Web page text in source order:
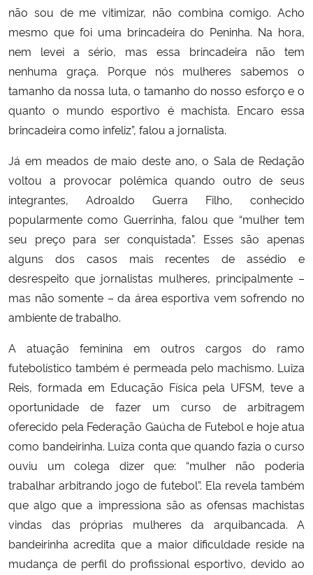
não sou de me vitimizar, não combina comigo. Acho
mesmo que foi uma brincadeira do Peninha. Na hora,
nem levei a sério, mas essa brincadeira não tem
nenhuma graça. Porque nós mulheres sabemos o
tamanho da nossa luta, o tamanho do nosso esforço e o
quanto o mundo esportivo é machista. Encaro essa
brincadeira como infeliz”, falou a jornalista.
Já em meados de maio deste ano, o Sala de Redação
voltou a provocar polêmica quando outro de seus
integrantes, Adroaldo Guerra Filho, conhecido
popularmente como Guerrinha, falou que “mulher tem
seu preço para ser conquistada”. Esses são apenas
alguns dos casos mais recentes de assédio e
desrespeito que jornalistas mulheres, principalmente –
mas não somente – da área esportiva vem sofrendo no
ambiente de trabalho.
A atuação feminina em outros cargos do ramo
futebolístico também é permeada pelo machismo. Luiza
Reis, formada em Educação Física pela UFSM, teve a
oportunidade de fazer um curso de arbitragem
oferecido pela Federação Gaúcha de Futebol e hoje atua
como bandeirinha. Luiza conta que quando fazia o curso
ouviu um colega dizer que: “mulher não poderia
trabalhar arbitrando jogo de futebol”. Ela revela também
que algo que a impressiona são as ofensas machistas
vindas das próprias mulheres da arquibancada. A
bandeirinha acredita que a maior dificuldade reside na
mudança de perfil do profissional esportivo, devido ao